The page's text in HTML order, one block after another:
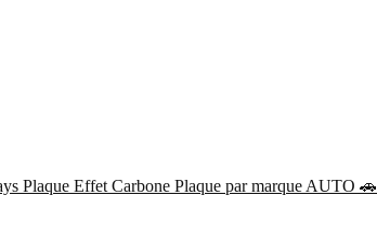
Plaque Effet Carbone Plaque par marque AUTO 🚗